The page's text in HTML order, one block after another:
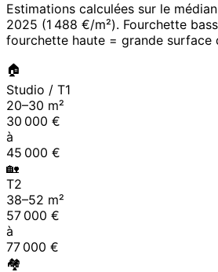
Estimations calculées sur le
2025 (1 488 €/m²). Fourchette
fourchette haute = grande surface
🏠
Studio / T1
20–30 m²
30 000 €
à
45 000 €
🏡
T2
38–52 m²
57 000 €
à
77 000 €
🏘